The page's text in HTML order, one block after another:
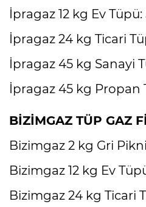
İpragaz 12 kg Ev
İpragaz 24 kg Ticari
İpragaz 45 kg Sanayi
İpragaz 45 kg Propan
BİZİMGAZ TÜP GAZ
Bizimgaz 2 kg Gri
Bizimgaz 12 kg Ev
Bizimgaz 24 kg Ticari